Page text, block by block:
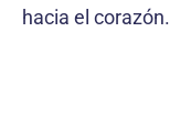
hacia el corazón.